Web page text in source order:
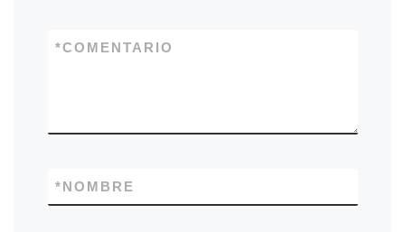
COMENTARIO
*
NOMBRE
*